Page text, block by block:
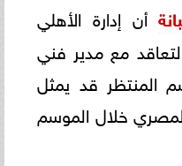
أن إدارة الأهلي
مع مدير فني
المنتظر قد يمثل
خلال الموسم